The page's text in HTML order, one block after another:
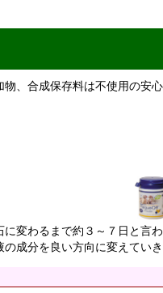
、合成保存料は不使用の安
変わるまで約３～７日と言わ
成分を良い方向に変えて